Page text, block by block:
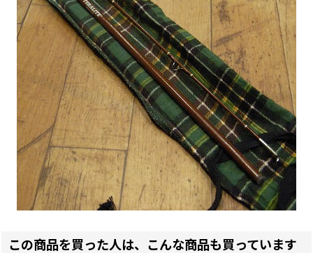
この商品を買った人は、こんな商品も買っています